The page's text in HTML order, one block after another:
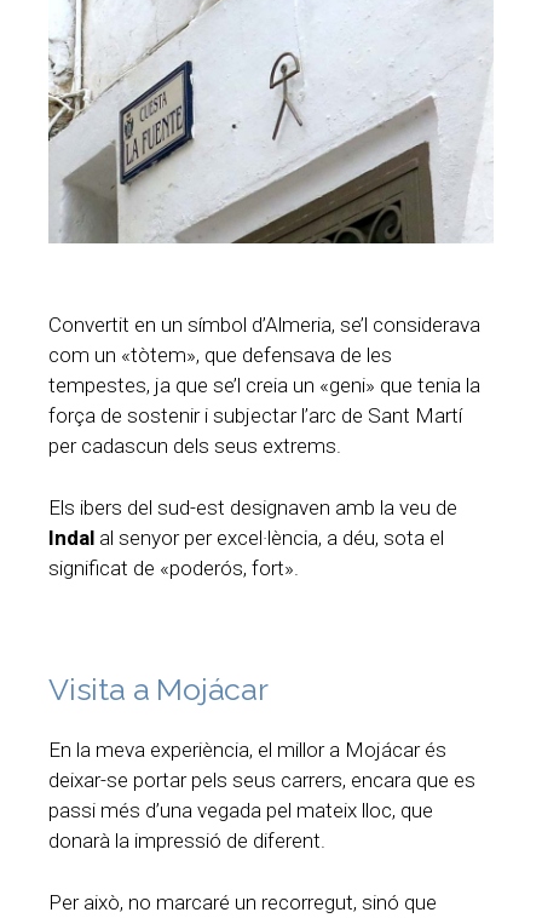
Convertit en un símbol d’Almeria, se’l considerava
com un «tòtem», que defensava de les
tempestes, ja que se’l creia un «geni» que tenia la
força de sostenir i subjectar l’arc de Sant Martí
per cadascun dels seus extrems.
Els ibers del sud-est designaven amb la veu de
Indal al senyor per excel·lència, a déu, sota el
significat de «poderós, fort».
Visita a Mojácar
En la meva experiència, el millor a Mojácar és
deixar-se portar pels seus carrers, encara que es
passi més d’una vegada pel mateix lloc, que
donarà la impressió de diferent.
Per això, no marcaré un recorregut, sinó que